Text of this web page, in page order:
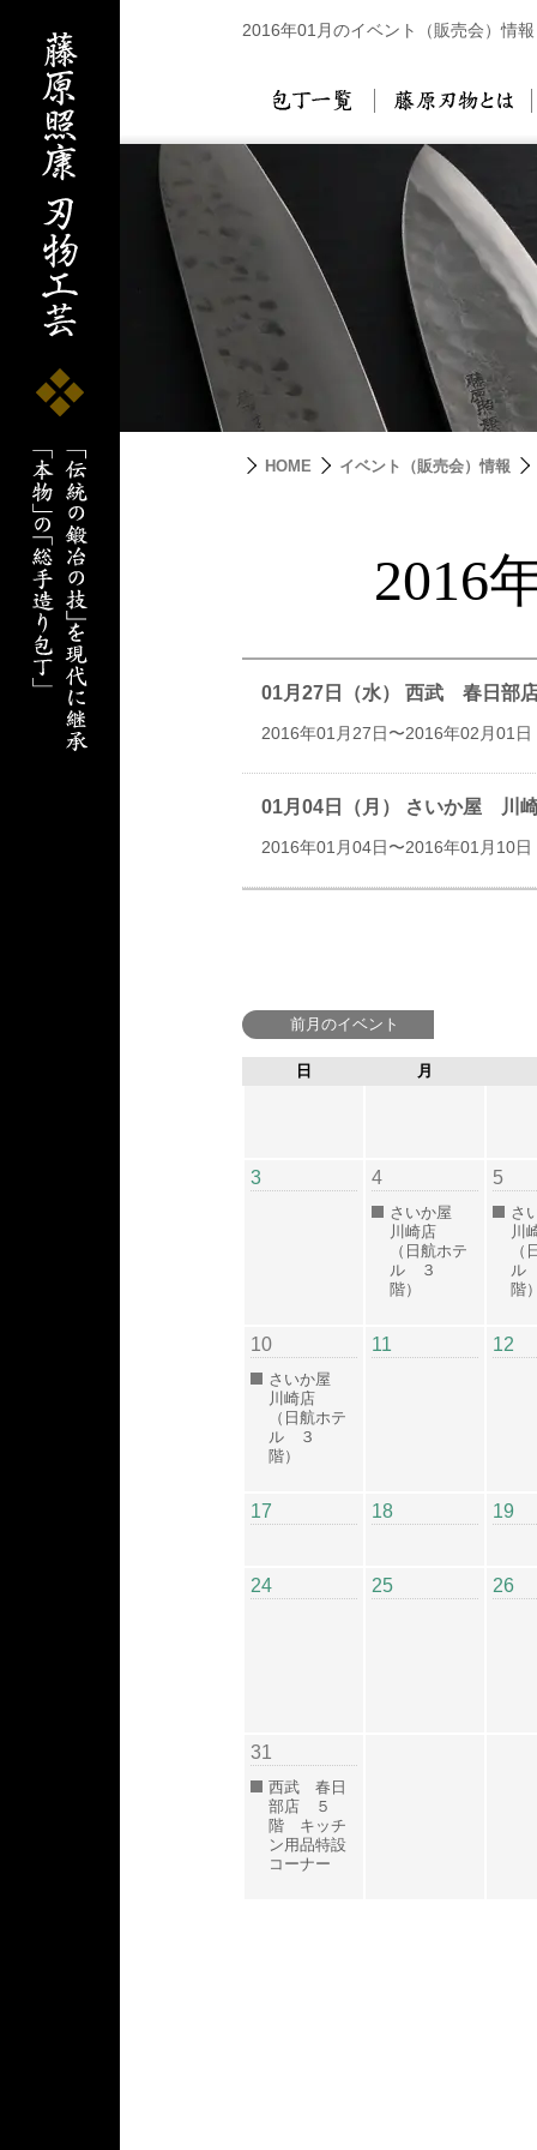
2016年01月のイベント（販売会）情報
包丁一覧
HOME イベント（販売会）情報
2016
01月27日（水） 西武 春日部
2016年01月27日〜2016年02月01日
01月04日（月） さいか屋
2016年01月04日〜2016年01月10日
前月のイベント
日 月
3 4
さいか屋
川崎店
（日航ホテ
ル ３
階）
5
さ
川
（
ル
10
さいか屋
川崎店
（日航ホテ
ル ３
階）
11 12
17 18 19
24 25 26
31
西武 春日
部店 ５
階 キッチ
ン用品特設
コーナー